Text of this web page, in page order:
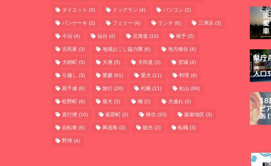
ダイエット (3) ドッグラン (4) パソコン (2)
パンケーキ (2) フェリー (4) ランチ (6) 三津浜 (3)
今治 (4) 仙台 (4) 北海道 (10) 南予 (2)
古民家 (3) 地域おこし協力隊 (6) 地方移住 (4)
大樹町 (3) 大洲 (5) 大街道 (3) 宮城 (4)
引越し (3) 愛媛 (81) 愛犬 (11) 料理 (4)
新千歳 (9) 旅行 (26) 札幌 (11) 松山 (66)
松野町 (4) 柴犬 (3) 梅 (2) 犬連れ (3)
直行便 (10) 砥部町 (2) 移住 (33) 肱南地区 (3)
自転車 (6) 興居島 (3) 観光 (3) 転職 (3)
野球 (4)